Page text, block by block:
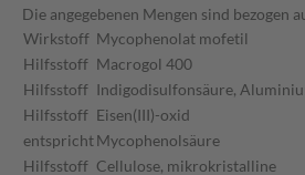
Die angegebenen Mengen sind bezogen
Wirkstoff Mycophenolat mofetil
Hilfsstoff Macrogol 400
Hilfsstoff Indigodisulfonsäure,
Hilfsstoff Eisen(III)-oxid
entsprichtMycophenolsäure
Hilfsstoff Cellulose, mikrokristalline